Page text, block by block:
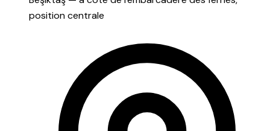
position centrale